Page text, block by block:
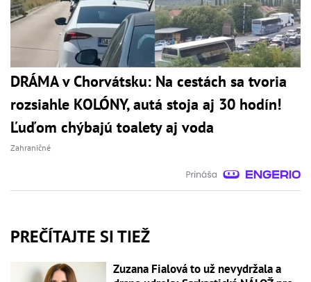
DRÁMA v Chorvátsku: Na cestách sa tvoria
rozsiahle KOLÓNY, autá stoja aj 30 hodín!
Ľuďom chýbajú toalety aj voda
Zahraničné
PREČÍTAJTE SI TIEŽ
Zuzana Fialová to už nevydržala a